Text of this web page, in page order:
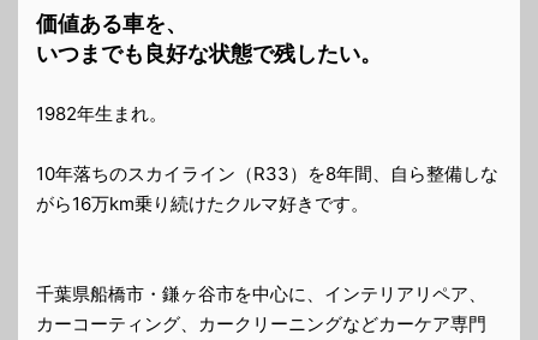
価値ある車を、
いつまでも良好な状態で残したい。
1982年生まれ。
10年落ちのスカイライン（R33）を8年間、自ら整備しな
がら16万km乗り続けたクルマ好きです。
千葉県船橋市・鎌ヶ谷市を中心に、インテリアリペア、
カーコーティング、カークリーニングなどカーケア専門